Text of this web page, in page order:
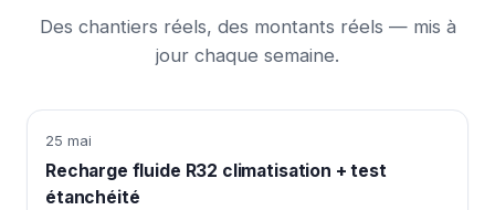
Des chantiers réels, des montants réels — mis à
jour chaque semaine.
25 mai
Recharge fluide R32 climatisation + test
étanchéité